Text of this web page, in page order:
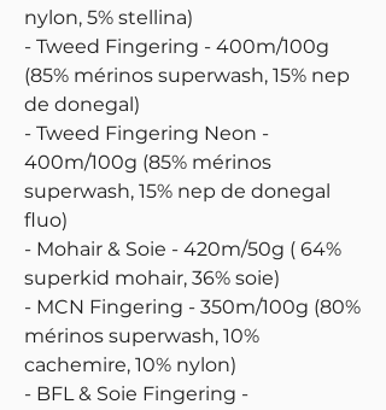
nylon, 5% stellina)
- Tweed Fingering - 400m/100g
(85% mérinos superwash, 15% nep
de donegal)
- Tweed Fingering Neon -
400m/100g (85% mérinos
superwash, 15% nep de donegal
fluo)
- Mohair & Soie - 420m/50g ( 64%
superkid mohair, 36% soie)
- MCN Fingering - 350m/100g (80%
mérinos superwash, 10%
cachemire, 10% nylon)
- BFL & Soie Fingering -